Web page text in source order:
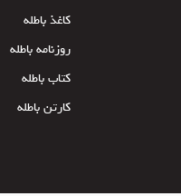
کاغذ باطله
روزنامه باطله
کتاب باطله
کارتن باطله